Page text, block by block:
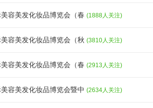
容美发化妆品博览会（春 (1888人关注)
容美发化妆品博览会（秋 (3810人关注)
容美发化妆品博览会（春 (2913人关注)
容美发化妆品博览会暨中 (2634人关注)